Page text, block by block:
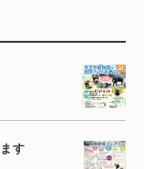
す